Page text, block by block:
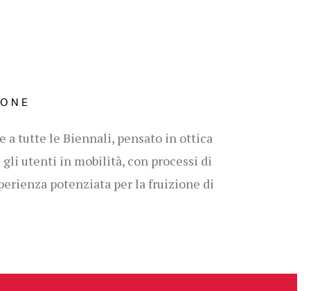
a tutte le Biennali, pensato in ottica
gli utenti in mobilità, con processi di
potenziata per la fruizione di